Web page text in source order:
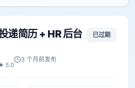
递简历 + HR 后台 已过期
5.0
3 个月前发布